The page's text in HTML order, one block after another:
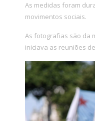
As medidas foram
movimentos sociais.
As fotografias são da
iniciava as reuniões